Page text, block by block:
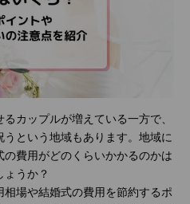
カップルが増えている一方で、
という地域もあります。地域に
費用がどのくらいかかるのかは
うか？
場や結婚式の費用を節約するポ